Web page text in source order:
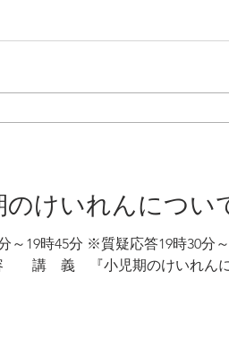
けいれんについ
時45分 ※質疑応答19時30分
小児期のけいれんについて』 講 師